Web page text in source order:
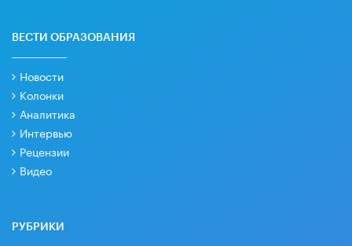
ВЕСТИ ОБРАЗОВАНИЯ
Новости
Колонки
Аналитика
Интервью
Рецензии
Видео
РУБРИКИ